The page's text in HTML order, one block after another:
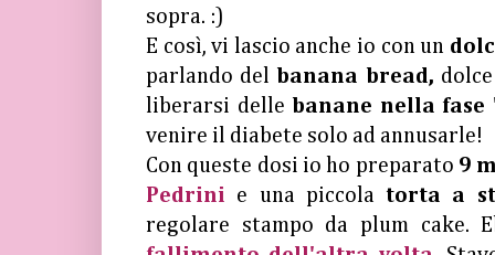
sopra. :)
E così, vi lascio anche io con un
parlando del banana bread,
liberarsi delle banane nella fase
venire il diabete solo ad annusarle!
Con queste dosi io ho preparato 9
Pedrini e una piccola torta a
regolare stampo da plum cake.